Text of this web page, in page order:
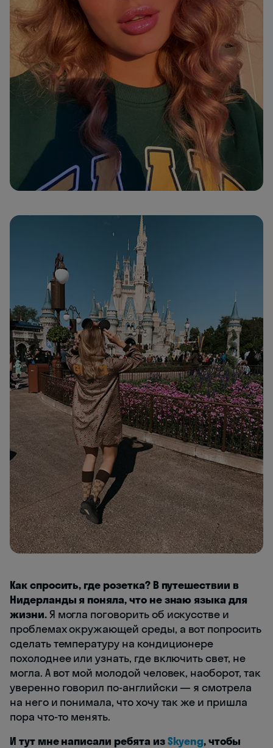
Как спросить, где розетка? В путешествии в
Нидерланды я поняла, что не знаю языка для
жизни.Я могла поговорить об искусстве и
проблемах окружающей среды, а вот попросить
сделать температуру на кондиционере
похолоднее или узнать, где включить свет, не
могла. А вот мой молодой человек, наоборот, так
уверенно говорил по-английски — я смотрела
на него и понимала, что хочу так же и пришла
пора что-то менять.
И тут мне написали ребята изSkyeng, чтобы